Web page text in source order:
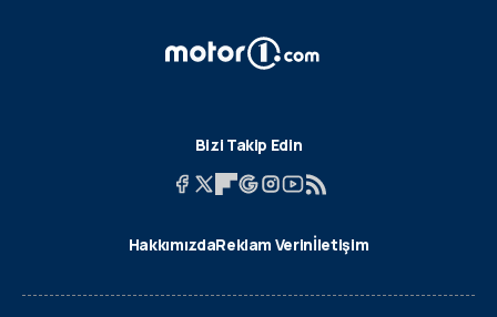
Bizi Takip Edin
HakkımızdaReklam Verinİletişim